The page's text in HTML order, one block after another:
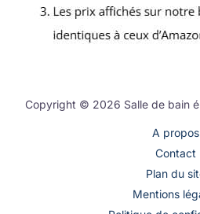
Copyright © 2026 Salle de bain
A propos
Contact
Plan du
Mentions